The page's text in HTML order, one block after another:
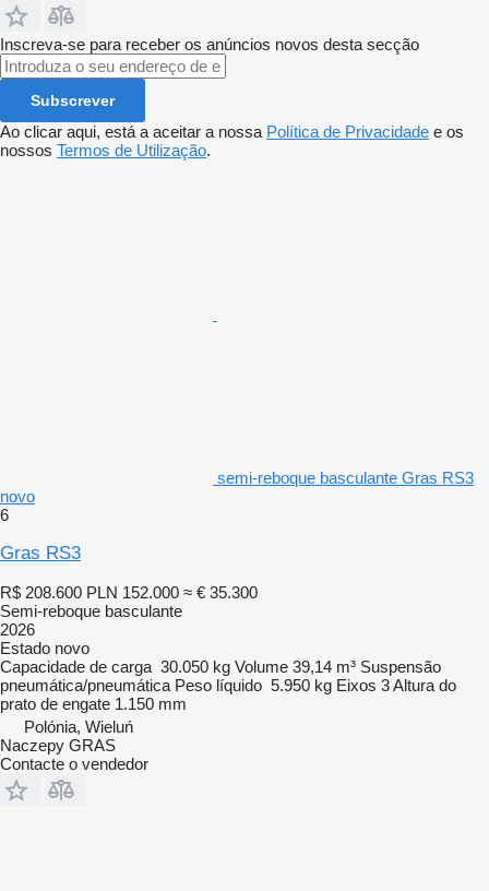
Inscreva-se para receber os anúncios novos desta secção
Subscrever
Ao clicar aqui, está a aceitar a nossa Política de Privacidade e os
nossos Termos de Utilização.
semi-reboque basculante Gras RS3
novo
6
Gras RS3
R$ 208.600 PLN 152.000 ≈ € 35.300
Semi-reboque basculante
2026
Estado novo
Capacidade de carga 30.050 kg Volume 39,14 m³ Suspensão
pneumática/pneumática Peso líquido 5.950 kg Eixos 3Altura do
prato de engate 1.150 mm
Polónia, Wieluń
Naczepy GRAS
Contacte o vendedor